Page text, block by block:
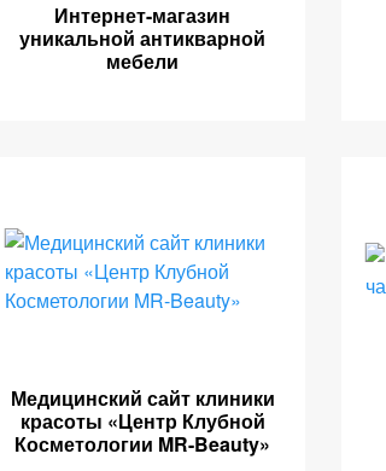
Интернет-магазин
уникальной антикварной
мебели
Медицинский сайт клиники
красоты «Центр Клубной
Косметологии MR-Beauty»